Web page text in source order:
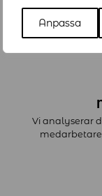
Anpassa
Vi samlar in
att
Vi analyserar
medarbetare